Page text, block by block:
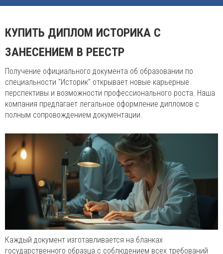
КУПИТЬ ДИПЛОМ ИСТОРИКА С
ЗАНЕСЕНИЕМ В РЕЕСТР
Получение официального документа об образовании по
специальности "Историк" открывает новые карьерные
перспективы и возможности профессионального роста. Наша
компания предлагает легальное оформление дипломов с
полным сопровождением документации.
Каждый документ изготавливается на бланках
государственного образца с соблюдением всех требований